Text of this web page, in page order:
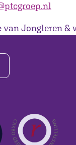
van Jongleren &